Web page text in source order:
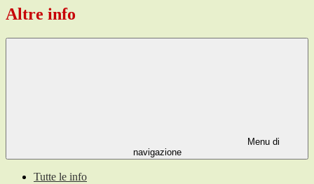
Altre info
Menu di
navigazione
Tutte le info